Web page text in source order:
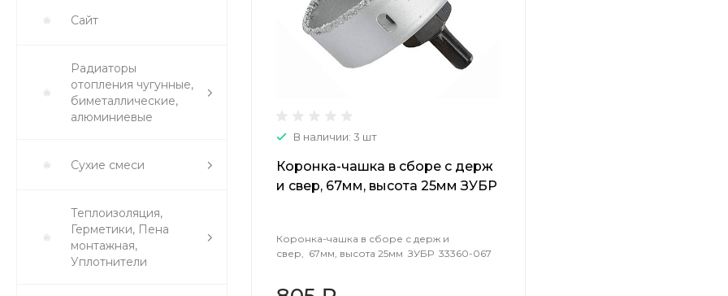
Сайт
Радиаторы
отопления чугунные,
биметаллические,
алюминиевые
Сухие смеси
Теплоизоляция,
Герметики, Пена
монтажная,
Уплотнители
В наличии: 3 шт
Коронка-чашка в сборе с держ
и свер, 67мм, высота 25мм ЗУБР
Коронка-чашка в сборе с держ и
свер, 67мм, высота 25мм ЗУБР 33360-067